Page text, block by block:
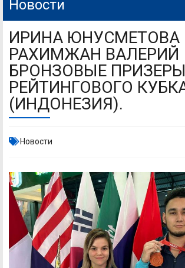
Новости
ИРИНА ЮНУСМЕТОВА
РАХИМЖАН ВАЛЕРИЙ
БРОНЗОВЫЕ ПРИЗЕРЫ
РЕЙТИНГОВОГО
(ИНДОНЕЗИЯ).
Новости